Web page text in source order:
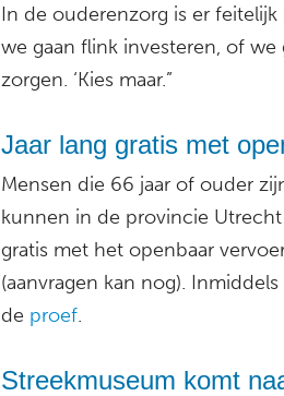
In de ouderenzorg is er feitelijk
we gaan flink investeren, of
zorgen. ‘Kies maar.”
Jaar lang gratis met
Mensen die 66 jaar of ouder
kunnen in de provincie
gratis met het openbaar
(aanvragen kan nog).
de proef.
Streekmuseum komt